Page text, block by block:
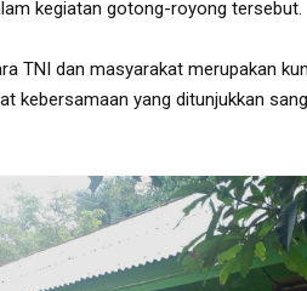
kegiatan gotong-royong tersebut.
TNI dan masyarakat merupakan
kebersamaan yang ditunjukkan